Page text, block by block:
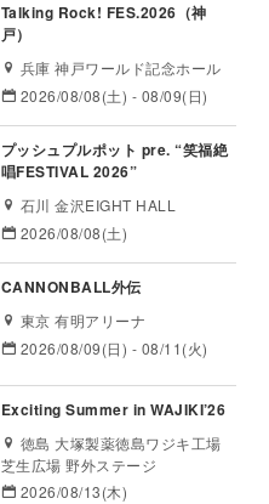
Talking Rock! FES.2026（神
戸）
兵庫 神戸ワールド記念ホール
2026/08/08(土) - 08/09(日)
プッシュプルポット pre. “笑福絶
唱FESTIVAL 2026”
石川 金沢EIGHT HALL
2026/08/08(土)
CANNONBALL外伝
東京 有明アリーナ
2026/08/09(日) - 08/11(火)
Exciting Summer in WAJIKI’26
徳島 大塚製薬徳島ワジキ工場
芝生広場 野外ステージ
2026/08/13(木)